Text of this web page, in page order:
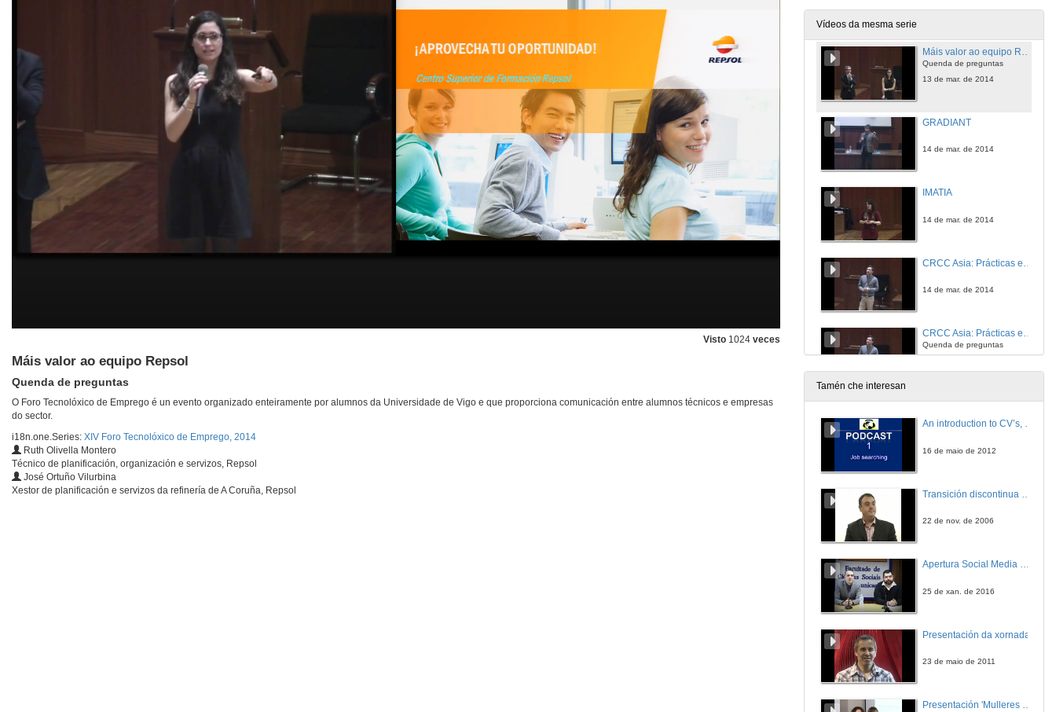
Visto 1024 veces
Máis valor ao equipo Repsol
Quenda de preguntas
O Foro Tecnolóxico de Emprego é un evento organizado enteiramente por alumnos da Universidade de Vigo e que proporciona comunicación entre alumnos técnicos e empresas
do sector.
i18n.one.Series: XIV Foro Tecnolóxico de Emprego, 2014
Ruth Olivella Montero
Técnico de planificación, organización e servizos, Repsol
José Ortuño Vilurbina
Xestor de planificación e servizos da refinería de A Coruña, Repsol
Vídeos da mesma serie
13 de mar. de 2014
Máis valor ao equipo Repsol
Quenda de preguntas
13 de mar. de 2014
GRADIANT
14 de mar. de 2014
IMATIA
14 de mar. de 2014
14 de mar. de 2014
CRCC Asia: Prácticas en China
Quenda de preguntas
Unha semente, do CUVI a R
12 de mar. de 2014
Tamén che interesan
An introduction to CV’s, letters, and job searching
16 de maio de 2012
22 de nov. de 2006
Apertura Social Media Day 2016
25 de xan. de 2016
Presentación da xornada
23 de maio de 2011
Presentación 'Mulleres no software libre'